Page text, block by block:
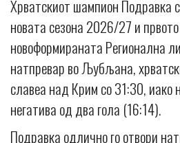
Хрватскиот шампион Подравка
новата сезона 2026/27 и
новоформираната Регионална
натпревар во Љубљана,
славеа над Крим со 31:30, иако
негатива од два гола (16:14).
Подравка одлично го отвори